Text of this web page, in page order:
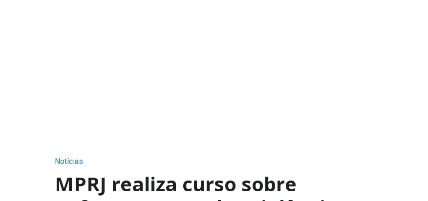
Notícias
MPRJ realiza curso sobre